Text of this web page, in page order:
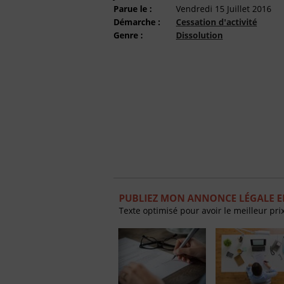
Parue le :
Vendredi 15 Juillet 2016
Démarche :
Cessation d'activité
Genre :
Dissolution
PUBLIEZ MON ANNONCE LÉGALE
Texte optimisé pour avoir le meilleur